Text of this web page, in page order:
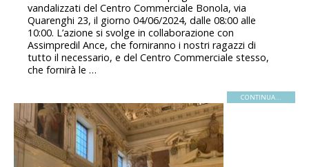
vandalizzati del Centro Commerciale Bonola, via
Quarenghi 23, il giorno 04/06/2024, dalle 08:00 alle
10:00. L’azione si svolge in collaborazione con
Assimpredil Ance, che forniranno i nostri ragazzi di
tutto il necessario, e del Centro Commerciale stesso,
che fornirà le …
CONTINUA...